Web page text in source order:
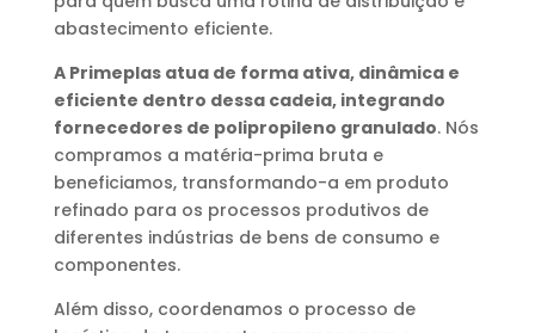
abastecimento eficiente.
A Primeplas atua de forma ativa, dinâmica e
eficiente dentro dessa cadeia, integrando
fornecedores de polipropileno granulado. Nós
compramos a matéria-prima bruta e
beneficiamos, transformando-a em produto
refinado para os processos produtivos de
diferentes indústrias de bens de consumo e
componentes.
Além disso, coordenamos o processo de